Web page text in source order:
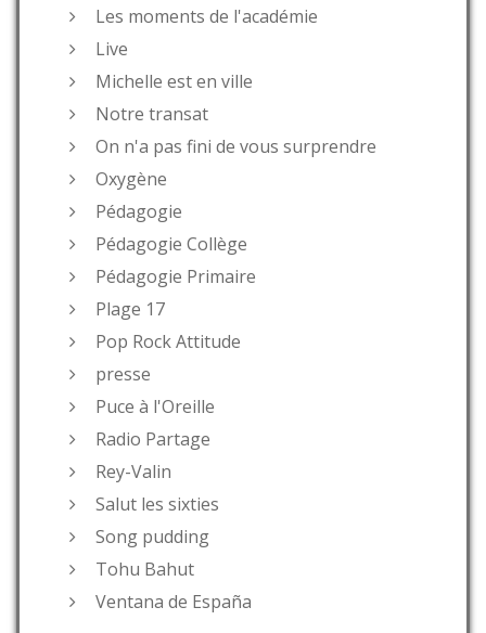
Les moments de l'académie
Live
Michelle est en ville
Notre transat
On n'a pas fini de vous surprendre
Oxygène
Pédagogie
Pédagogie Collège
Pédagogie Primaire
Plage 17
Pop Rock Attitude
presse
Puce à l'Oreille
Radio Partage
Rey-Valin
Salut les sixties
Song pudding
Tohu Bahut
Ventana de España